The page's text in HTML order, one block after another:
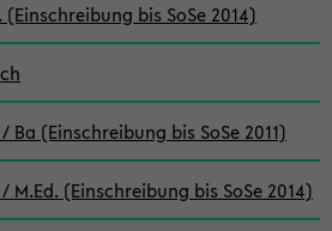
bis SoSe 2014)
(Einschreibung bis SoSe 2011)
(Einschreibung bis SoSe 2014)